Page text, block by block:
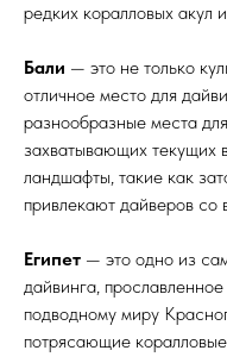
редких коралловых акул
Бали — это не только
отличное место для
разнообразные места
захватывающих текущих
ландшафты, такие как
привлекают дайверов со
Египет — это одно из
дайвинга,
подводному миру
потрясающие